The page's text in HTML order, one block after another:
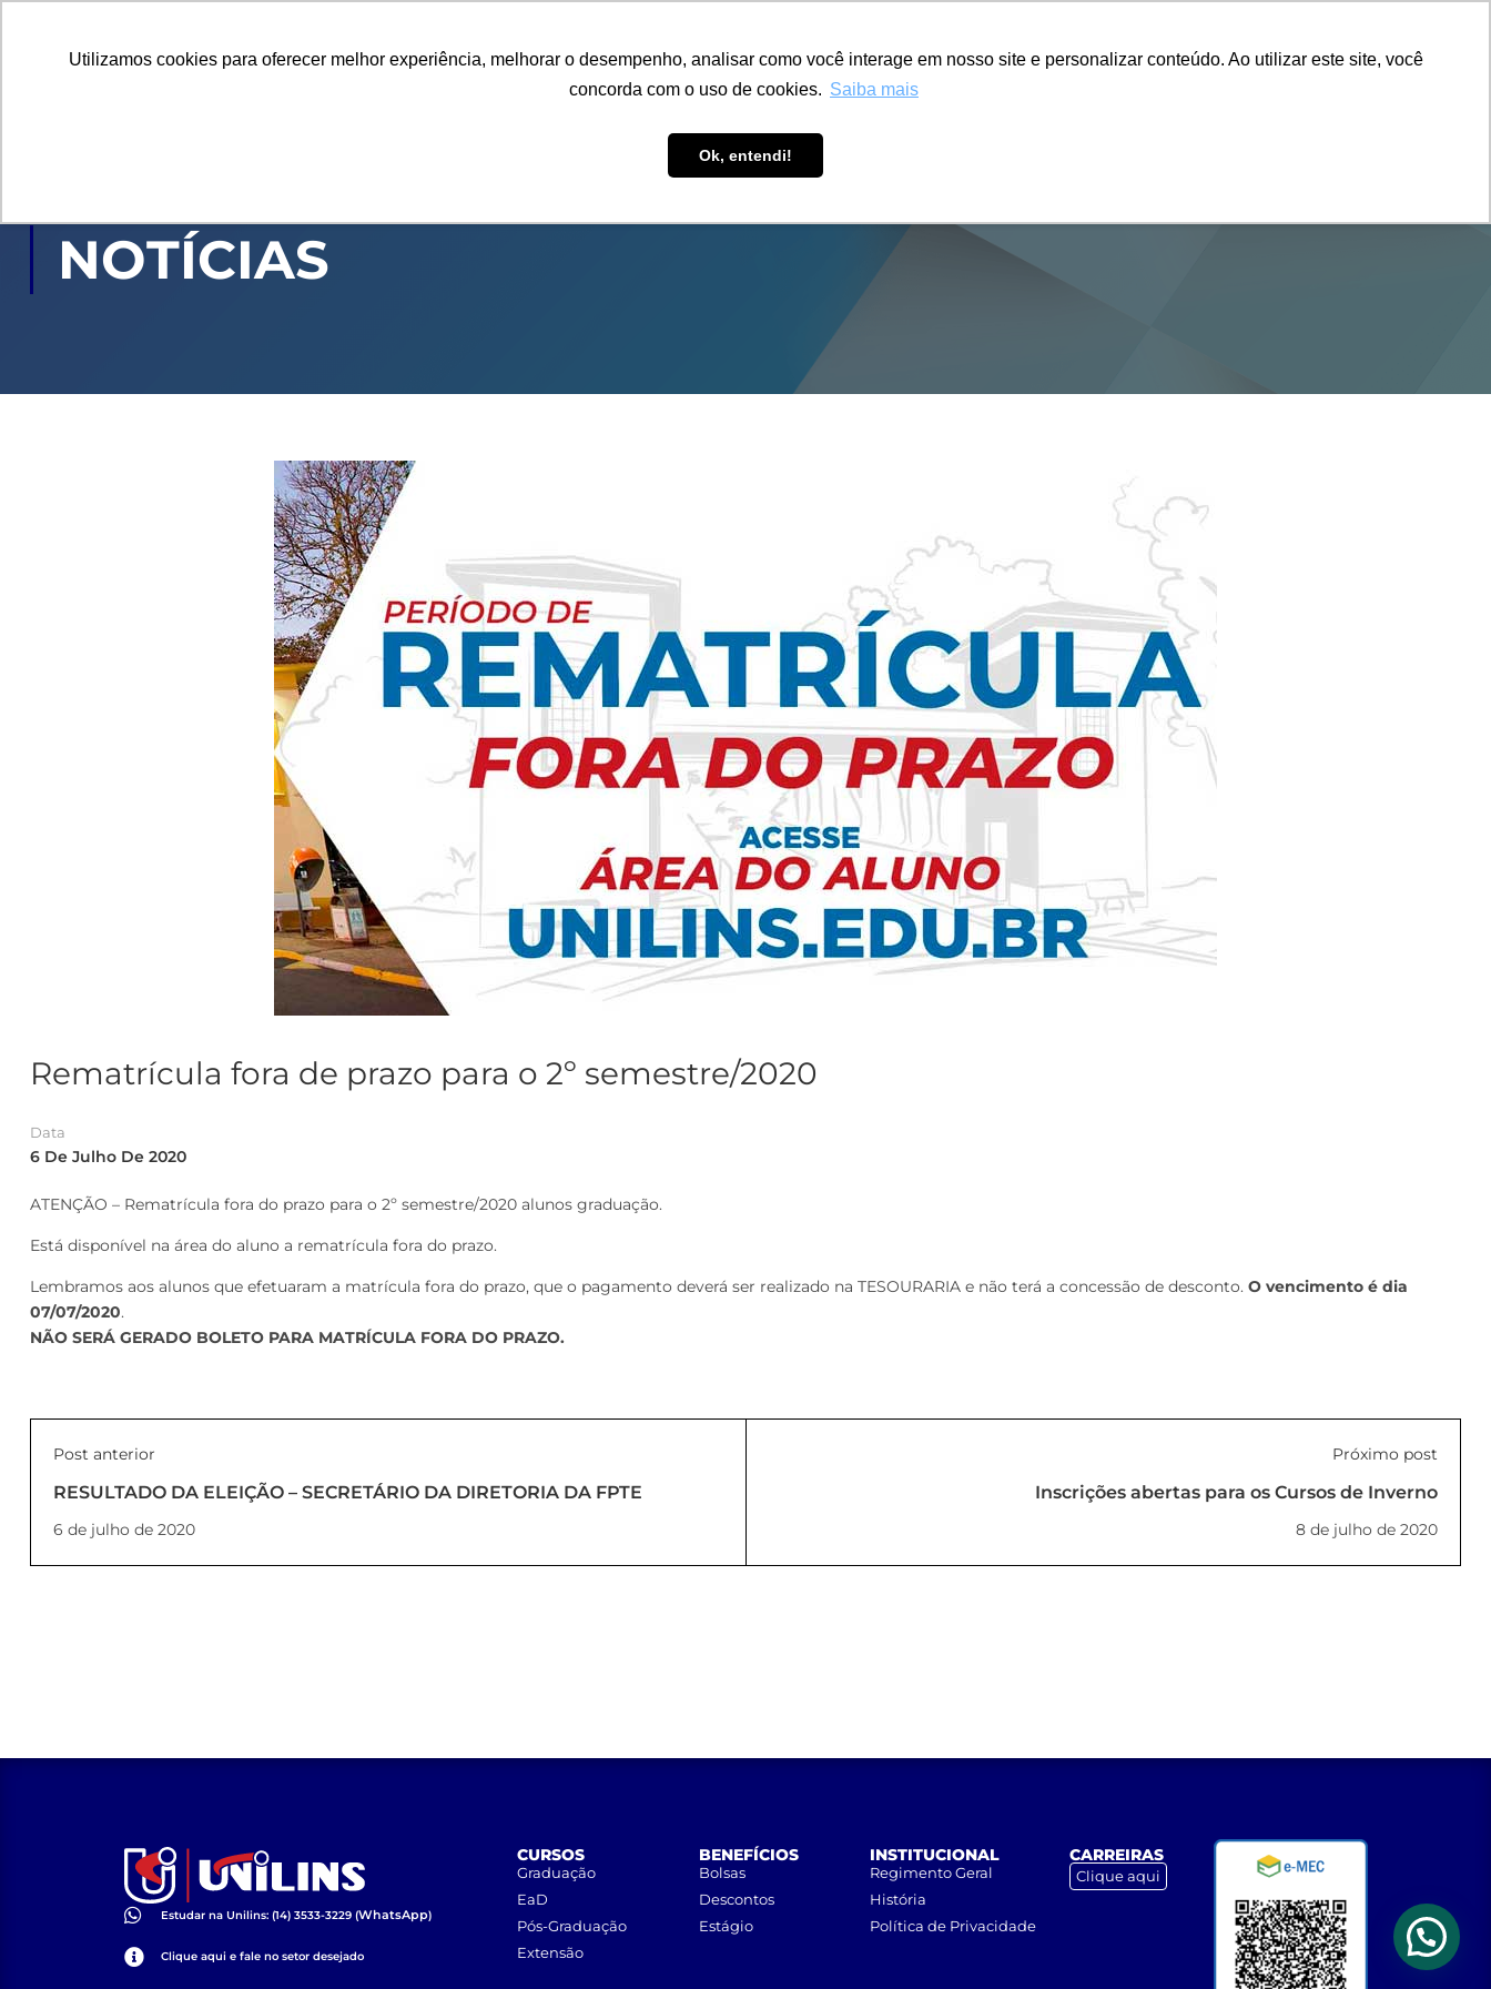
Utilizamos cookies para oferecer melhor experiência, melhorar o desempenho, analisar como você interage em nosso site e personalizar conteúdo. Ao utilizar este site, você
concorda com o uso de cookies. Saiba mais
Ok, entendi!
PÓS-GRADUAÇÃO CAPACITAÇÃO EXTENSÃO PESQUISA
NOTÍCIAS
Rematrícula fora de prazo para o 2º semestre/2020
Data
6 De Julho De 2020
ATENÇÃO – Rematrícula fora do prazo para o 2º semestre/2020 alunos graduação.
Está disponível na área do aluno a rematrícula fora do prazo.
Lembramos aos alunos que efetuaram a matrícula fora do prazo, que o pagamento deverá ser realizado na TESOURARIA e não terá a concessão de desconto. O vencimento é dia
07/07/2020.
NÃO SERÁ GERADO BOLETO PARA MATRÍCULA FORA DO PRAZO.
Post anterior
RESULTADO DA ELEIÇÃO – SECRETÁRIO DA DIRETORIA DA FPTE
6 de julho de 2020
Próximo post
Inscrições abertas para os Cursos de Inverno
8 de julho de 2020
Estudar na Unilins: (14) 3533-3229 (WhatsApp)
Clique aqui e fale no setor desejado
CURSOS
Graduação
EaD
Pós-Graduação
Extensão
BENEFÍCIOS
Bolsas
Descontos
Estágio
INSTITUCIONAL
Regimento Geral
História
Política de Privacidade
CARREIRAS
Clique aqui